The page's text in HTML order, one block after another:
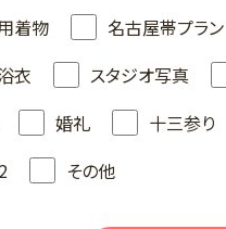
着物
名古屋帯プラン
衣
スタジオ写真
婚礼 十三参り
その他